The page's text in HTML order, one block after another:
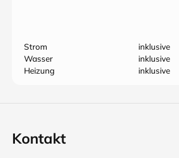
Strom
inklusive
Wasser
inklusive
Heizung
inklusive
Kontakt